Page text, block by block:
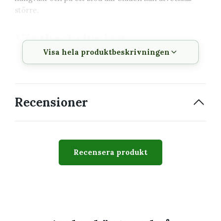
större.
Växtbeskrivning
Vetenskapligt
Scindapsus 'Argyraeus'
Klättrande eller hängande
och kompakt
för barn och husdjur som
Visa hela produktbeskrivningen
Recensioner
Recensera produkt